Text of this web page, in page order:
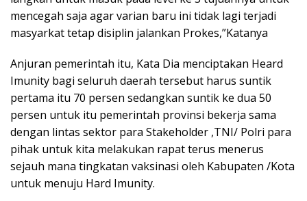
mencegah saja agar varian baru ini tidak lagi terjadi
masyarkat tetap disiplin jalankan Prokes,”Katanya
Anjuran pemerintah itu, Kata Dia menciptakan Heard
Imunity bagi seluruh daerah tersebut harus suntik
pertama itu 70 persen sedangkan suntik ke dua 50
persen untuk itu pemerintah provinsi bekerja sama
dengan lintas sektor para Stakeholder ,TNI/ Polri para
pihak untuk kita melakukan rapat terus menerus
sejauh mana tingkatan vaksinasi oleh Kabupaten /Kota
untuk menuju Hard Imunity.